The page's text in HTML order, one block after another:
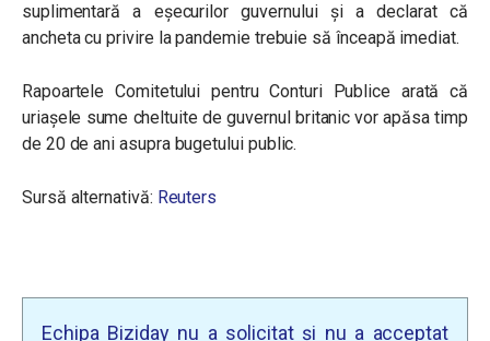
suplimentară a eșecurilor guvernului și a declarat că
ancheta cu privire la pandemie trebuie să înceapă imediat.
Rapoartele Comitetului pentru Conturi Publice arată că
uriașele sume cheltuite de guvernul britanic vor apăsa timp
de 20 de ani asupra bugetului public.
Sursă alternativă: Reuters
Echipa Biziday nu a solicitat și nu a acceptat